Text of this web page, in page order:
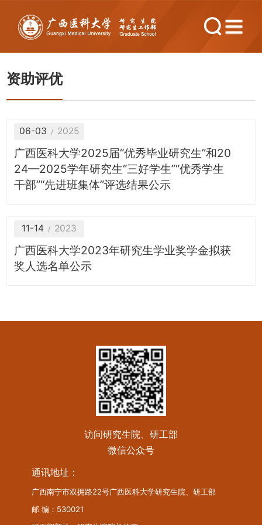
资助评优
06-03 2025
广西医科大学2025届“优秀毕业研究生”和20
24—2025学年研究生“三好学生”“优秀学生
干部”“先进班集体”评选结果公示
11-14 2023
广西医科大学2023年研究生学业奖学金拟获
奖人选名单公示
访问研究生院、研工部
微信公众号
通讯地址：
广西南宁市双拥路22号广西医科大学研究生院、研工部
邮 编：530021